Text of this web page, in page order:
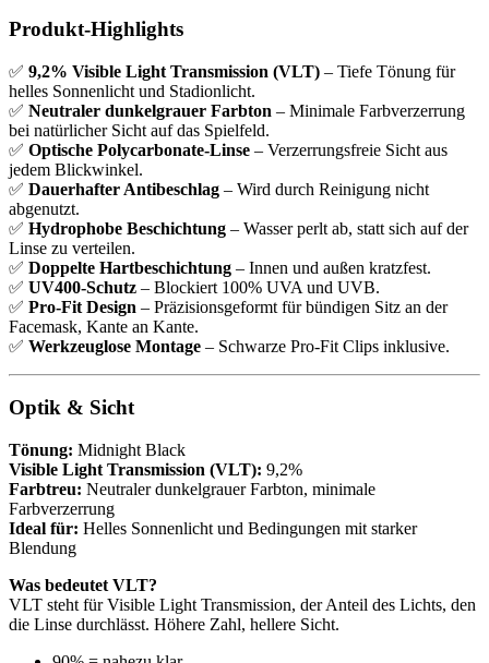
Produkt-Highlights
✅ 9,2% Visible Light Transmission (VLT) – Tiefe Tönung für
helles Sonnenlicht und Stadionlicht.
✅ Neutraler dunkelgrauer Farbton – Minimale Farbverzerrung
bei natürlicher Sicht auf das Spielfeld.
✅ Optische Polycarbonate-Linse – Verzerrungsfreie Sicht aus
jedem Blickwinkel.
✅ Dauerhafter Antibeschlag – Wird durch Reinigung nicht
abgenutzt.
✅ Hydrophobe Beschichtung – Wasser perlt ab, statt sich auf der
Linse zu verteilen.
✅ Doppelte Hartbeschichtung – Innen und außen kratzfest.
✅ UV400-Schutz – Blockiert 100% UVA und UVB.
✅ Pro-Fit Design – Präzisionsgeformt für bündigen Sitz an der
Facemask, Kante an Kante.
✅ Werkzeuglose Montage – Schwarze Pro-Fit Clips inklusive.
Optik & Sicht
Tönung: Midnight Black
Visible Light Transmission (VLT): 9,2%
Farbtreu: Neutraler dunkelgrauer Farbton, minimale
Farbverzerrung
Ideal für: Helles Sonnenlicht und Bedingungen mit starker
Blendung
Was bedeutet VLT?
VLT steht für Visible Light Transmission, der Anteil des Lichts, den
die Linse durchlässt. Höhere Zahl, hellere Sicht.